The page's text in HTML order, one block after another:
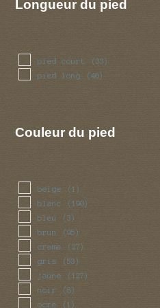
Longueur du pied
pied court (33)
pied long (46)
Couleur du pied
beige (1)
blanc (190)
bleu (3)
brun (95)
creme (27)
gris (53)
jaune (127)
noir (8)
ocre (1)